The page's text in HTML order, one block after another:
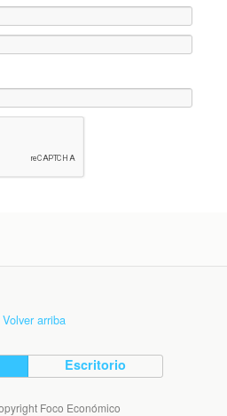
Volver arriba
Escritorio
Foco Económico